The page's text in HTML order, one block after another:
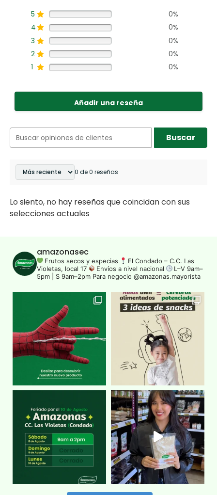
5
0%
4
0%
3
0%
2
0%
1
0%
Añadir una reseña
Buscar
0 de 0 reseñas
Lo siento, no hay reseñas que coincidan con sus
selecciones actuales
amazonasec
Frutos secos y especias
El Condado – C.C. Las
Violetas, local 17
Envíos a nivel nacional
L–V 9am–
5pm | S 9am–2pm Para negocio @amazonas.mayorista